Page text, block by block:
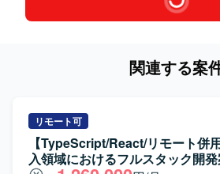
関連する案
リモート可
【TypeScript/React/リモート併
入領域におけるフルスタック開